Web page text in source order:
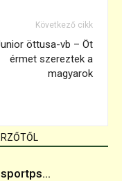
Következő cikk
öttusa-vb – Öt
érmet szereztek a
magyarok